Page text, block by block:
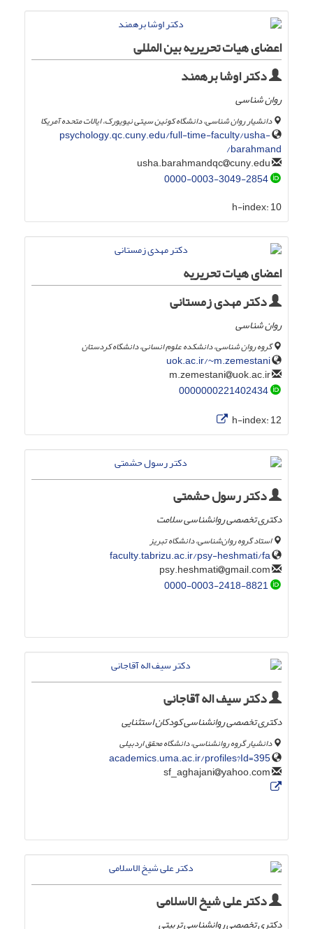
اعضای هیات تحریریه بین المللی
دکتر اوشا برهمند
روان شناسی
دانشیار روان شناسی، دانشگاه کوئین سیتی نیویورک، ایالات متحده آمریکا
psychology.qc.cuny.edu/full-time-faculty/usha-
barahmand/
cuny.edu
0000-0003-3049-2854
h-index:10
اعضای هیات تحریریه
دکتر مهدی زمستانی
روان شناسی
گروه روان شناسی، دانشکده علوم انسانی، دانشگاه کردستان
uok.ac.ir/~m.zemestani
uok.ac.ir
0000000221402434
h-index:12
دکتر رسول حشمتی
دکتری تخصصی روانشناسی سلامت
استاد گروه روان‌شناسی، دانشگاه تبریز
faculty.tabrizu.ac.ir/psy-heshmati/fa
gmail.com
0000-0003-2418-8821
دکتر سیف اله آقاجانی
دکتری تخصصی روانشناسی کودکان استثنایی
دانشیار گروه روانشناسی، دانشگاه محقق اردبیلی
academics.uma.ac.ir/profiles?Id=395
yahoo.com
دکتر علی شیخ الاسلامی
دکتری تخصصی روانشناسی تربیتی